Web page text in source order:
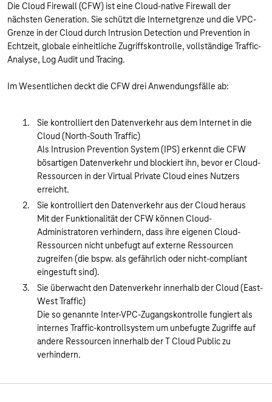
Die Cloud Firewall (CFW) ist eine Cloud-native Firewall der
nächsten Generation. Sie schützt die Internetgrenze und die VPC-
Grenze in der Cloud durch Intrusion Detection und Prevention in
Echtzeit, globale einheitliche Zugriffskontrolle, vollständige Traffic-
Analyse, Log Audit und Tracing.
Im Wesentlichen deckt die CFW drei Anwendungsfälle ab:
Sie kontrolliert den Datenverkehr aus dem Internet in die
Cloud (North-South Traffic)
Als Intrusion Prevention System (IPS) erkennt die CFW
bösartigen Datenverkehr und blockiert ihn, bevor er Cloud-
Ressourcen in der Virtual Private Cloud eines Nutzers
erreicht.
Sie kontrolliert den Datenverkehr aus der Cloud heraus
Mit der Funktionalität der CFW können Cloud-
Administratoren verhindern, dass ihre eigenen Cloud-
Ressourcen nicht unbefugt auf externe Ressourcen
zugreifen (die bspw. als gefährlich oder nicht-compliant
eingestuft sind).
Sie überwacht den Datenverkehr innerhalb der Cloud (East-
West Traffic)
Die so genannte Inter-VPC-Zugangskontrolle fungiert als
internes Traffic-kontrollsystem um unbefugte Zugriffe auf
andere Ressourcen innerhalb der T Cloud Public zu
verhindern.